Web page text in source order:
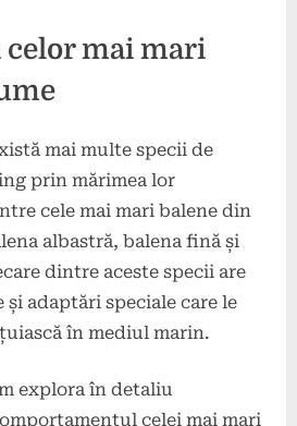
celor mai mari
mai multe specii de
prin mărimea lor
cele mai mari balene din
albastră, balena fină și
dintre aceste specii are
adaptări speciale care le
în mediul marin.
explora în detaliu
celei mai mari